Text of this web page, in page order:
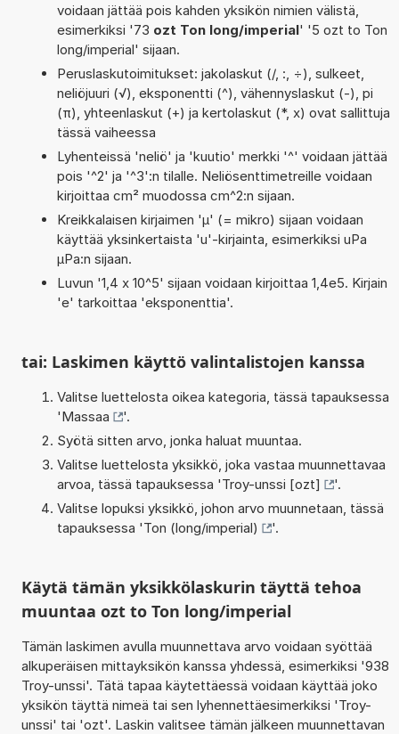
voidaan jättää pois kahden yksikön nimien välistä,
esimerkiksi '73 ozt Ton long/imperial' '5 ozt to Ton
long/imperial' sijaan.
Peruslaskutoimitukset: jakolaskut (/, :, ÷), sulkeet,
neliöjuuri (√), eksponentti (^), vähennyslaskut (-), pi
(π), yhteenlaskut (+) ja kertolaskut (*, x) ovat sallittuja
tässä vaiheessa
Lyhenteissä 'neliö' ja 'kuutio' merkki '^' voidaan jättää
pois '^2' ja '^3':n tilalle. Neliösenttimetreille voidaan
kirjoittaa cm² muodossa cm^2:n sijaan.
Kreikkalaisen kirjaimen 'µ' (= mikro) sijaan voidaan
käyttää yksinkertaista 'u'-kirjainta, esimerkiksi uPa
µPa:n sijaan.
Luvun '1,4 x 10^5' sijaan voidaan kirjoittaa 1,4e5. Kirjain
'e' tarkoittaa 'eksponenttia'.
tai: Laskimen käyttö valintalistojen kanssa
Valitse luettelosta oikea kategoria, tässä tapauksessa
'Massaa
'.
Syötä sitten arvo, jonka haluat muuntaa.
Valitse luettelosta yksikkö, joka vastaa muunnettavaa
arvoa, tässä tapauksessa 'Troy-unssi [ozt]
'.
Valitse lopuksi yksikkö, johon arvo muunnetaan, tässä
tapauksessa 'Ton (long/imperial) '.
Käytä tämän yksikkölaskurin täyttä tehoa
muuntaa ozt to Ton long/imperial
Tämän laskimen avulla muunnettava arvo voidaan syöttää
alkuperäisen mittayksikön kanssa yhdessä, esimerkiksi '938
Troy-unssi'. Tätä tapaa käytettäessä voidaan käyttää joko
yksikön täyttä nimeä tai sen lyhennettäesimerkiksi 'Troy-
unssi' tai 'ozt'. Laskin valitsee tämän jälkeen muunnettavan